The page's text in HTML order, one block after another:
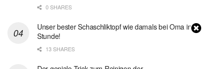
0 SHARES
Unser bester Schaschliktopf wie damals bei Oma in 1
Stunde!
13 SHARES